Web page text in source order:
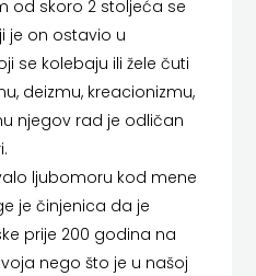
od skoro 2 stoljeća se
je on ostavio u
se kolebaju ili žele čuti
deizmu, kreacionizmu,
njegov rad je odličan
ljubomoru kod mene
je činjenica da je
prije 200 godina na
nego što je u našoj